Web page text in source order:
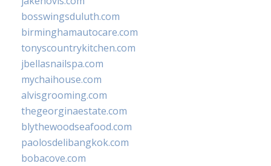
bosswingsduluth.com
birminghamautocare.com
tonyscountrykitchen.com
jbellasnailspa.com
mychaihouse.com
alvisgrooming.com
thegeorginaestate.com
blythewoodseafood.com
paolosdelibangkok.com
bobacove.com